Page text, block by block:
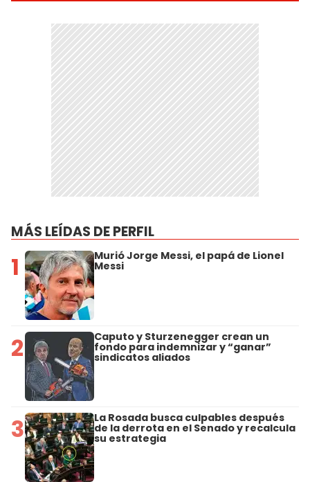
MÁS LEÍDAS DE PERFIL
1 Murió Jorge Messi, el papá de Lionel
Messi
2 Caputo y Sturzenegger crean un
fondo para indemnizar y “ganar”
sindicatos aliados
3 La Rosada busca culpables después
de la derrota en el Senado y recalcula
su estrategia